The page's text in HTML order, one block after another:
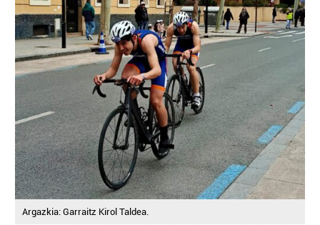
Argazkia: Garraitz Kirol Taldea.